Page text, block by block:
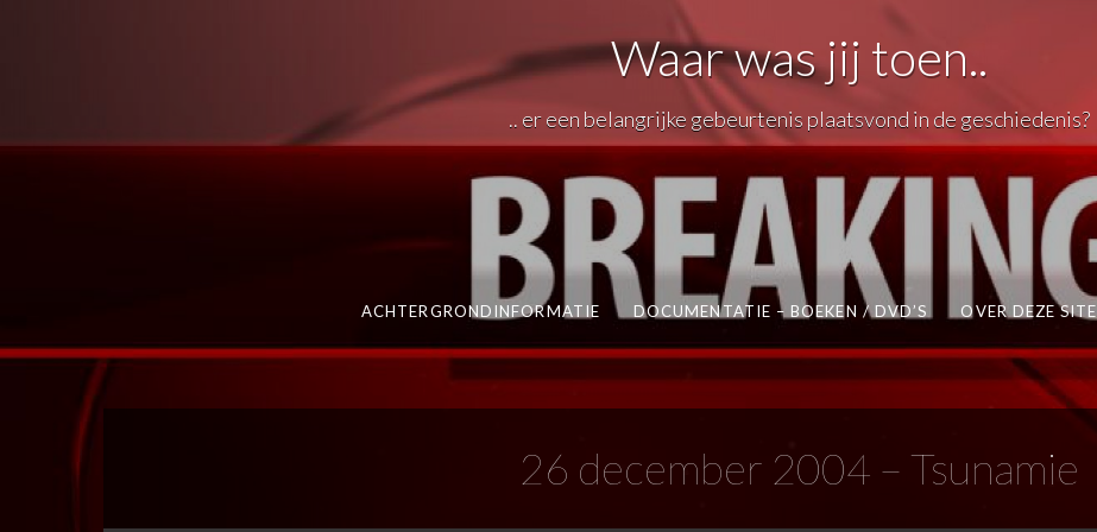
Waar was jij toen..
.. er een belangrijke gebeurtenis plaatsvond in de geschiedenis?
ACHTERGRONDINFORMATIE DOCUMENTATIE – BOEKEN / DVD’S OVER DEZE SITE
26 december 2004 – Tsunamie